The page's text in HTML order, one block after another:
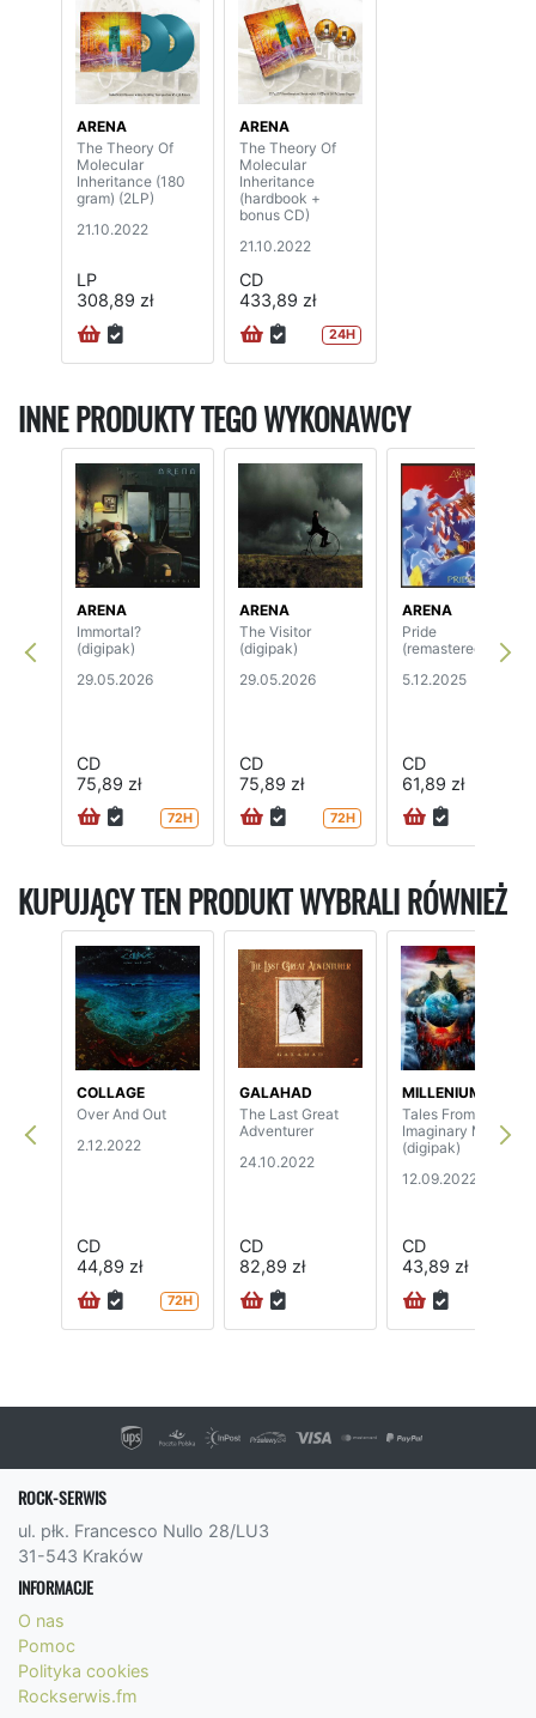
ARENA
The Theory Of
Molecular
Inheritance (180
gram) (2LP)
21.10.2022
LP
308,89 zł
ARENA
The Theory Of
Molecular
Inheritance
(hardbook +
bonus CD)
21.10.2022
CD
433,89 zł
24H
INNE PRODUKTY TEGO WYKONAWCY
ARENA
Immortal?
(digipak)
29.05.2026
CD
75,89 zł
72H
ARENA
The Visitor
(digipak)
29.05.2026
CD
75,89 zł
72H
ARENA
Pride
(remastered)
5.12.2025
CD
61,89 zł
KUPUJĄCY TEN PRODUKT WYBRALI RÓWNIEŻ
COLLAGE
Over And Out
2.12.2022
CD
44,89 zł
72H
GALAHAD
The Last Great
Adventurer
24.10.2022
CD
82,89 zł
MILLENIUM
Tales From
Imaginary Movies
(digipak)
12.09.2022
CD
43,89 zł
ROCK-SERWIS
ul. płk. Francesco Nullo 28/LU3
31-543 Kraków
INFORMACJE
O nas
Pomoc
Polityka cookies
Rockserwis.fm